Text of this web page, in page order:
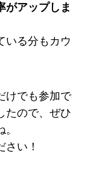
がアップしま
いる分もカウ
けでも参加で
たので、ぜひ
い！